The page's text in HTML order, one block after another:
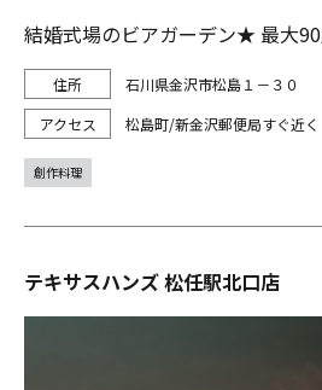
結婚式場のビアガーデン★ 最大
石川県金沢市松島１－３０
松島町/新金沢郵便局すぐ近く
創作料理
テキサスハンズ 松任駅北口店